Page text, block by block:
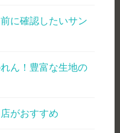
に確認したいサン
ん！豊富な生地の
がおすすめ